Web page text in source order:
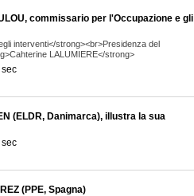
commissario per l'Occupazione e gli
interventi</strong><br>Presidenza del
LALUMIERE</strong>
(ELDR, Danimarca), illustra la sua
(PPE, Spagna)